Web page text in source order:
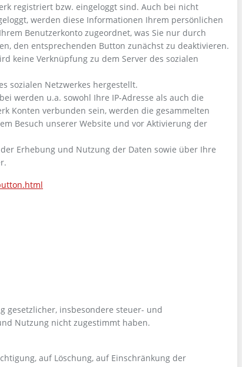
registriert bzw. eingeloggt sind. Auch bei nicht
werden diese Informationen Ihrem persönlichen
Benutzerkonto zugeordnet, was Sie nur durch
den entsprechenden Button zunächst zu deaktivieren.
keine Verknüpfung zu dem Server des sozialen
sozialen Netzwerkes hergestellt.
werden u.a. sowohl Ihre IP-Adresse als auch die
Konten verbunden sein, werden die gesammelten
Besuch unserer Website und vor Aktivierung der
Erhebung und Nutzung der Daten sowie über Ihre
gesetzlicher, insbesondere steuer- und
Nutzung nicht zugestimmt haben.
auf Löschung, auf Einschränkung der